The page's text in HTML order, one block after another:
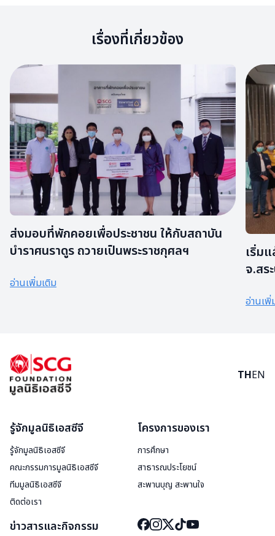
เรื่องที่เกี่ยวข้อง
ส่งมอบที่พักคอยเพื่อประชาชน ให้กับสถาบัน
บำราศนราดูร ถวายเป็นพระราชกุศลฯ
อ่านเพิ่มเติม
เริ่ม
จ.สร
อ่านเพิ่
THEN
รู้จักมูลนิธิเอสซีจี
รู้จักมูลนิธิเอสซีจี
คณะกรรมการมูลนิธิเอสซีจี
ทีมมูลนิธิเอสซีจี
ติดต่อเรา
โครงการของเรา
การศึกษา
สาธารณประโยชน์
สะพานบุญ สะพานใจ
ข่าวสารและกิจกรรม